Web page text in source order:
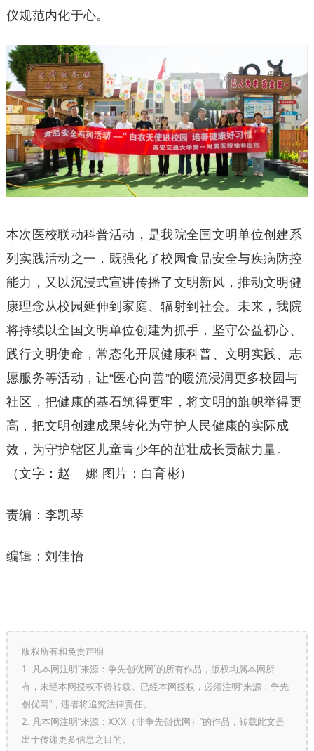
仪规范内化于心。
本次医校联动科普活动，是我院全国文明单位创建系
列实践活动之一，既强化了校园食品安全与疾病防控
能力，又以沉浸式宣讲传播了文明新风，推动文明健
康理念从校园延伸到家庭、辐射到社会。未来，我院
将持续以全国文明单位创建为抓手，坚守公益初心、
践行文明使命，常态化开展健康科普、文明实践、志
愿服务等活动，让“医心向善”的暖流浸润更多校园与
社区，把健康的基石筑得更牢，将文明的旗帜举得更
高，把文明创建成果转化为守护人民健康的实际成
效，为守护辖区儿童青少年的茁壮成长贡献力量。
（文字：赵 娜 图片：白育彬）
责编：李凯琴
编辑：刘佳怡
版权所有和免责声明
1. 凡本网注明“来源：争先创优网”的所有作品，版权均属本网所
有，未经本网授权不得转载。已经本网授权，必须注明“来源：争先
创优网”，违者将追究法律责任。
2. 凡本网注明“来源：XXX（非争先创优网）”的作品，转载此文是
出于传递更多信息之目的。